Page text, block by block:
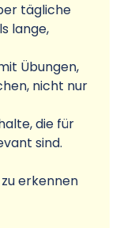
tägliche
lange,
Übungen,
nicht nur
die für
sind.
erkennen